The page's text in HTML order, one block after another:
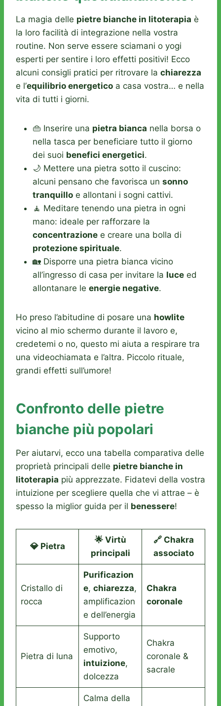
La magia delle pietre bianche in litoterapia è
la loro facilità di integrazione nella vostra
routine. Non serve essere sciamani o yogi
esperti per sentire i loro effetti positivi! Ecco
alcuni consigli pratici per ritrovare la chiarezza
e l’equilibrio energetico a casa vostra… e nella
vita di tutti i giorni.
👜 Inserire una pietra bianca nella borsa o
nella tasca per beneficiare tutto il giorno
dei suoi benefici energetici.
🌙 Mettere una pietra sotto il cuscino:
alcuni pensano che favorisca un sonno
tranquillo e allontani i sogni cattivi.
🧘 Meditare tenendo una pietra in ogni
mano: ideale per rafforzare la
concentrazione e creare una bolla di
protezione spirituale.
🏡 Disporre una pietra bianca vicino
all’ingresso di casa per invitare la luce ed
allontanare le energie negative.
Ho preso l’abitudine di posare una howlite
vicino al mio schermo durante il lavoro e,
credetemi o no, questo mi aiuta a respirare tra
una videochiamata e l’altra. Piccolo rituale,
grandi effetti sull’umore!
Confronto delle pietre
bianche più popolari
Per aiutarvi, ecco una tabella comparativa delle
proprietà principali delle pietre bianche in
litoterapia più apprezzate. Fidatevi della vostra
intuizione per scegliere quella che vi attrae – è
spesso la miglior guida per il benessere!
💎 Pietra
🌟 Virtù
principali
🔗 Chakra
associato
Cristallo di
rocca
Purificazion
e, chiarezza,
amplificazion
e dell’energia
Chakra
coronale
Pietra di luna
Supporto
emotivo,
intuizione,
dolcezza
Chakra
coronale &
sacrale
Calma della